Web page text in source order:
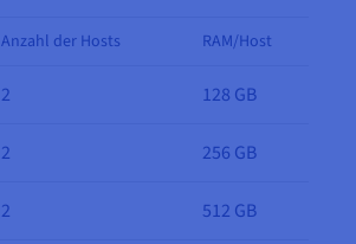
Anzahl der Hosts RAM/Host
2
128 GB
2
256 GB
2
512 GB